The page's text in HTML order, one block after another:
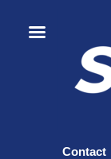
Contact